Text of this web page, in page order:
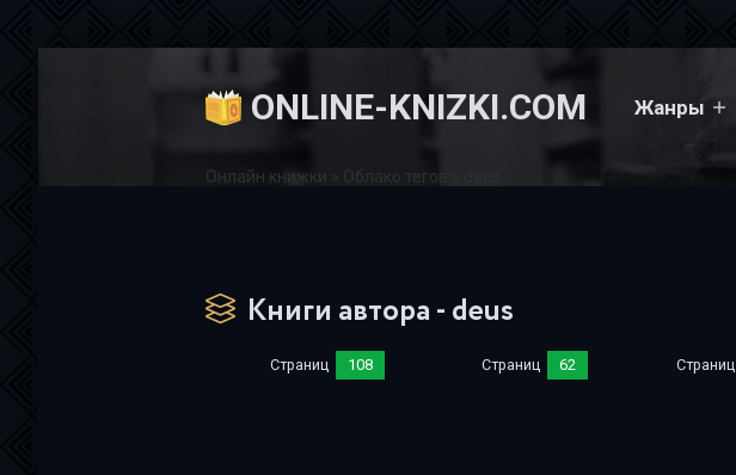
ONLINE-KNIZKI.COM Жанры
Онлайн книжки Облако тегов
Книги автора - deus
Страниц 108 Страниц 62 Страниц